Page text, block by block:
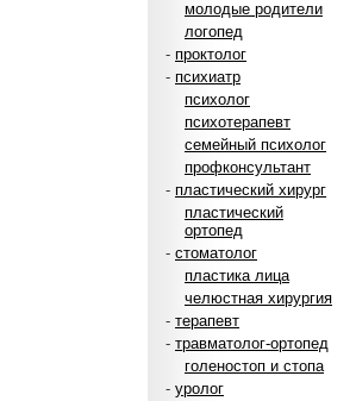
молодые родители
логопед
- проктолог
- психиатр
психолог
психотерапевт
семейный психолог
профконсультант
- пластический хирург
пластический
ортопед
- стоматолог
пластика лица
челюстная хирургия
- терапевт
- травматолог-ортопед
голеностоп и стопа
- уролог